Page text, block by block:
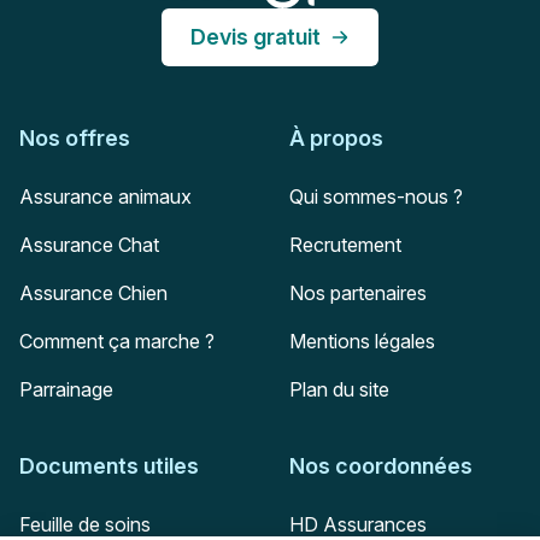
Devis gratuit
Nos offres
Assurance animaux
Assurance Chat
Assurance Chien
Comment ça marche ?
Parrainage
À propos
Qui sommes-nous ?
Recrutement
Nos partenaires
Mentions légales
Plan du site
Documents utiles
Feuille de soins
Nos coordonnées
Adresse postale
HD Assurances